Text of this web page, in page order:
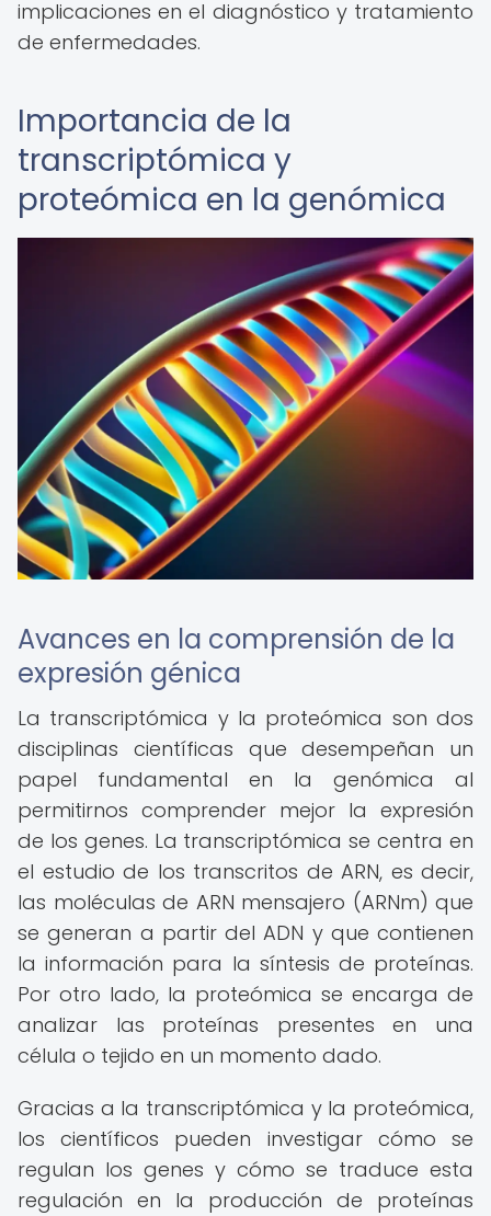
implicaciones en el diagnóstico y tratamiento
de enfermedades.
Importancia de la
transcriptómica y
proteómica en la genómica
Avances en la comprensión de la
expresión génica
La transcriptómica y la proteómica son dos
disciplinas científicas que desempeñan un
papel fundamental en la genómica al
permitirnos comprender mejor la expresión
de los genes. La transcriptómica se centra en
el estudio de los transcritos de ARN, es decir,
las moléculas de ARN mensajero (ARNm) que
se generan a partir del ADN y que contienen
la información para la síntesis de proteínas.
Por otro lado, la proteómica se encarga de
analizar las proteínas presentes en una
célula o tejido en un momento dado.
Gracias a la transcriptómica y la proteómica,
los científicos pueden investigar cómo se
regulan los genes y cómo se traduce esta
regulación en la producción de proteínas